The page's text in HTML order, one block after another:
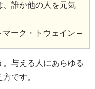
、誰か他の人を元気
マーク・トウェイン –
。与える人にあらゆる
です。